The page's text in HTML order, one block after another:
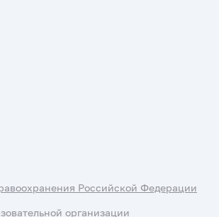
Российской Федерации
организации